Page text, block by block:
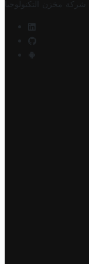
شركة مخزن التكنولوجيا